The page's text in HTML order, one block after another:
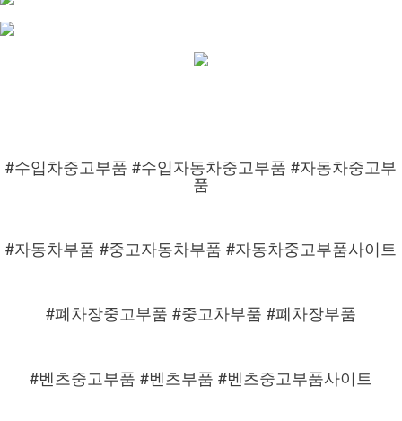
#수입차중고부품 #수입자동차중고부품 #자동차중고부
품
#자동차부품 #중고자동차부품 #자동차중고부품사이트
#폐차장중고부품 #중고차부품 #폐차장부품
#벤츠중고부품 #벤츠부품 #벤츠중고부품사이트